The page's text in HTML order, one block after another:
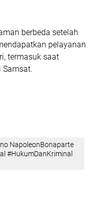
berbeda setelah
pelayanan
termasuk saat
Samsat.
NapoleonBonaparte
#HukumDanKriminal